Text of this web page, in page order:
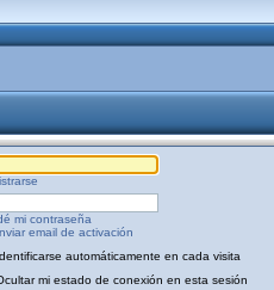
mi contraseña
email de activación
automáticamente en cada visita
mi estado de conexión en esta sesión